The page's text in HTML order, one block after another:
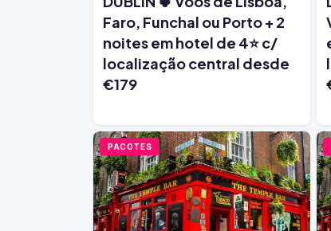
Faro, Funchal ou Porto + 2
noites em hotel de 4⭐ c/
localização central desde
€179
PACOTES